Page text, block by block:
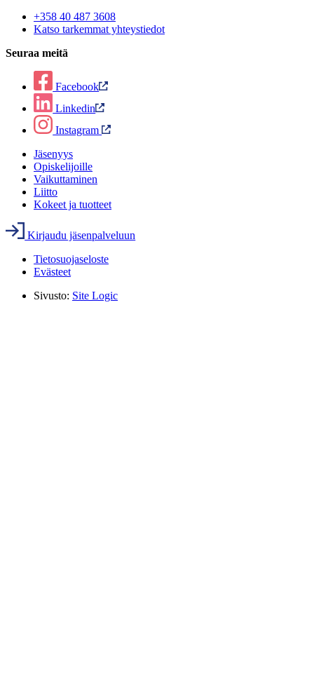
+358 40 487 3608
Katso tarkemmat yhteystiedot
Seuraa meitä
Facebook
Linkedin
Instagram
Jäsenyys
Opiskelijoille
Vaikuttaminen
Liitto
Kokeet ja tuotteet
Kirjaudu jäsenpalveluun
Tietosuojaseloste
Evästeet
Sivusto: Site Logic